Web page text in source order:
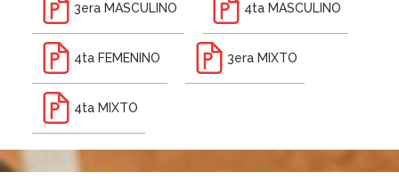
3era MASCULINO 4ta MASCULINO
4ta FEMENINO 3era MIXTO
4ta MIXTO